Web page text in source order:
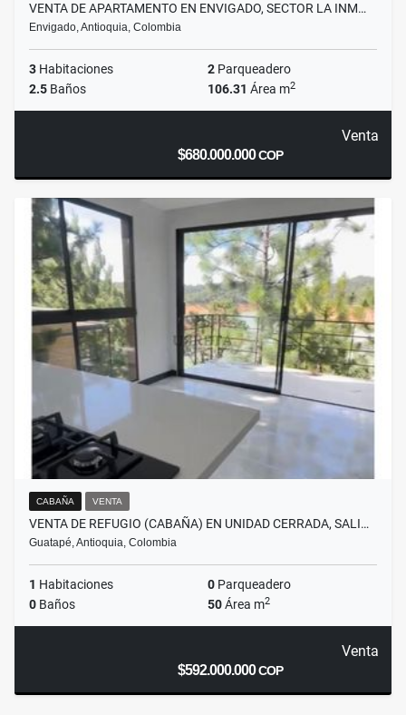
VENTA DE APARTAMENTO EN ENVIGADO, SECTOR LA INM…
Envigado, Antioquia, Colombia
3 Habitaciones 2 Parqueadero
2.5 Baños 106.31 Área m2
Venta
$680.000.000COP
CABAÑA VENTA
VENTA DE REFUGIO (CABAÑA) EN UNIDAD CERRADA, SALI…
Guatapé, Antioquia, Colombia
1 Habitaciones 0 Parqueadero
0 Baños 50Área m2
Venta
$592.000.000COP